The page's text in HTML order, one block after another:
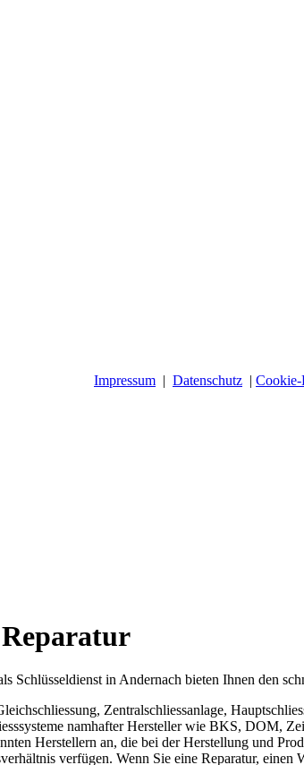
Impressum | Datenschutz | Cookie-
Schlüsseldienst in Andernach bieten Ihnen den
Zentralschliessanlage,
namhafter Hersteller wie BKS, DOM,
Herstellern an, die bei der Herstellung und
verfügen. Wenn Sie eine Reparatur,